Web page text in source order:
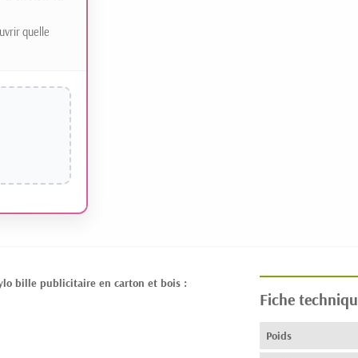
quelle
bille publicitaire en carton et bois :
Fiche
Poids